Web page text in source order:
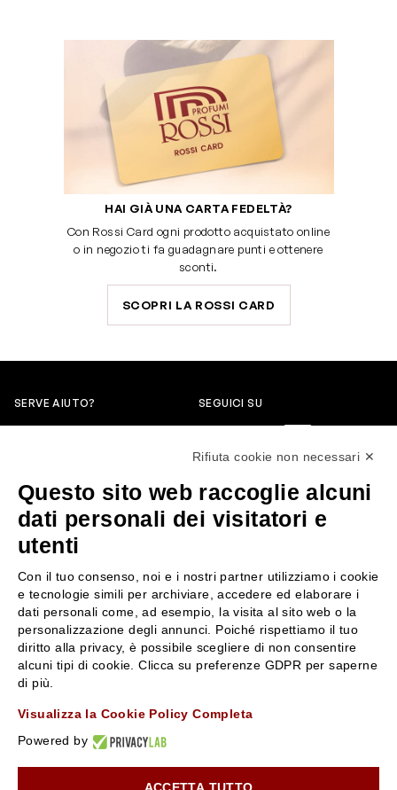
HAI GIÀ UNA CARTA FEDELTÀ?
Con Rossi Card ogni prodotto acquistato online
o in negozio ti fa guadagnare punti e ottenere
sconti.
SCOPRI LA ROSSI CARD
SERVE AIUTO?
servizioclienti@rossiprofumi.it
SEGUICI SU
SERVIZIO CLIENTI
Resi e rimborsi
Pagamenti
Spedizione
Condizioni generali di vendita
Privacy Policy
Chi siamo
Contattaci
Negozi
Attiva la Rossi Card
Lavora con noi
Rifiuta cookie non necessari ✕
Questo sito web raccoglie alcuni
dati personali dei visitatori e
utenti
Con il tuo consenso, noi e i nostri partner utilizziamo i cookie
e tecnologie simili per archiviare, accedere ed elaborare i
dati personali come, ad esempio, la visita al sito web o la
personalizzazione degli annunci. Poiché rispettiamo il tuo
diritto alla privacy, è possibile scegliere di non consentire
alcuni tipi di cookie. Clicca su preferenze GDPR per saperne
di più.
Visualizza la Cookie Policy Completa
Powered by
ACCETTA TUTTO